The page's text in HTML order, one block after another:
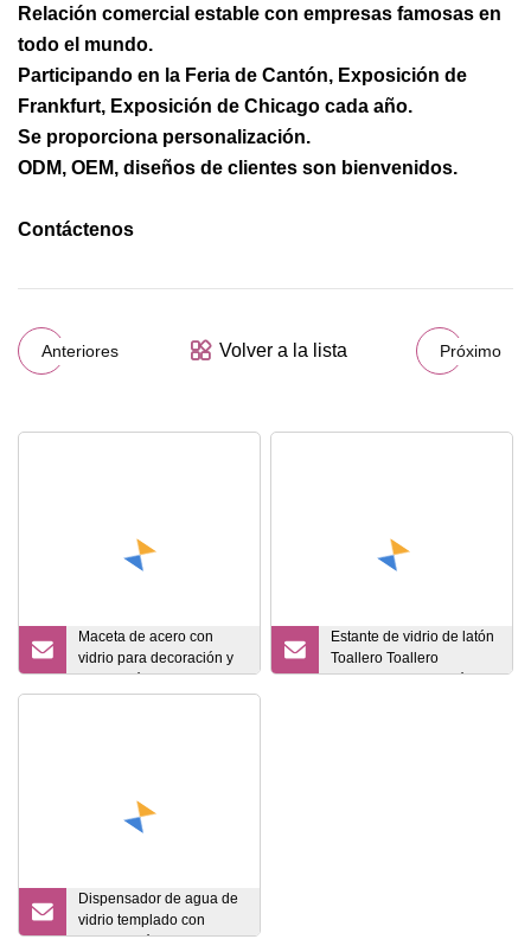
Relación comercial estable con empresas famosas en
todo el mundo.
Participando en la Feria de Cantón, Exposición de
Frankfurt, Exposición de Chicago cada año.
Se proporciona personalización.
ODM, OEM, diseños de clientes son bienvenidos.
Contáctenos
Anteriores Volver a la lista Próximo
Maceta de acero con
vidrio para decoración y
decoración del hogar
Estante de vidrio de latón
Toallero Toallero
Dispensador de jabón
Dispensador de agua de
vidrio templado con
refrigeración por